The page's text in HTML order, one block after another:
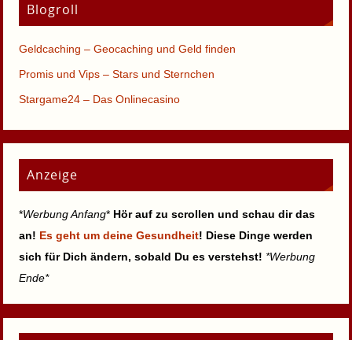
Blogroll
Geldcaching – Geocaching und Geld finden
Promis und Vips – Stars und Sternchen
Stargame24 – Das Onlinecasino
Anzeige
*Werbung Anfang* Hör auf zu scrollen und schau dir das
an! Es geht um deine Gesundheit! Diese Dinge werden
sich für Dich ändern, sobald Du es verstehst! *Werbung
Ende*